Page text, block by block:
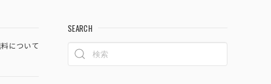
について
SEARCH